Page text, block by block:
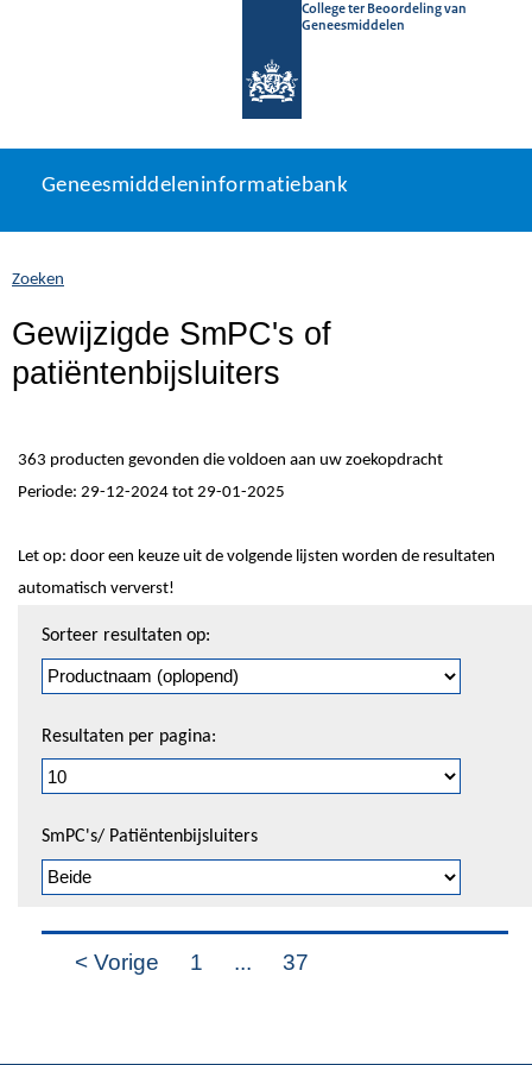
College ter Beoordeling van
Geneesmiddelen
naar
Geneesmiddeleninformatiebank
U
zich
hier:
Geneesmiddeleninformatiebank
Zoeken
Gewijzigde SmPC's of
patiëntenbijsluiters
363 producten gevonden die voldoen aan uw zoekopdracht
Periode: 29-12-2024 tot 29-01-2025
Let op: door een keuze uit de volgende lijsten worden de resultaten
automatisch ververst!
pagineren
Sorteer resultaten op:
Resultaten per pagina:
SmPC's/ Patiëntenbijsluiters
< Vorige 1 ... 37